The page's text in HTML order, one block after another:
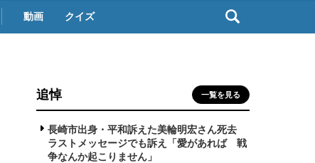
動画 クイズ
追悼 一覧を見る
長崎市出身・平和訴えた美輪明宏さん死去
ラストメッセージでも訴え「愛があれば 戦
争なんか起こりません」